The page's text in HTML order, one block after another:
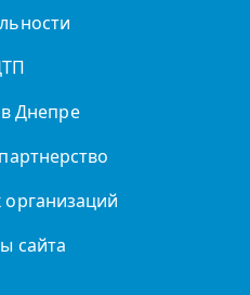
Днепре
сайта